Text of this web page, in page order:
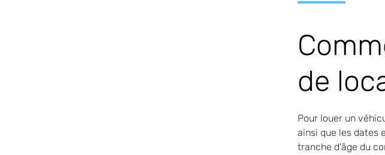
de
Pour louer un
ainsi que les dates
tranche d'âge du